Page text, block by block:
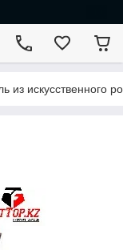
из искусственного